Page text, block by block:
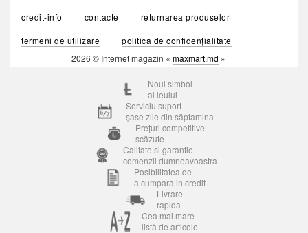
credit-info
contacte
returnarea produselor
termeni de utilizare
politica de confidențialitate
2026 © Internet magazin « maxmart.md »
Noul simbol
al leului
Serviciu suport
șase zile din săptamina
Prețuri competitive
scăzute
Calitate si garantie
comenzii dumneavoastra
Posibilitatea de
a cumpara in credit
Livrare
rapida
Cea mai mare
listă de articole